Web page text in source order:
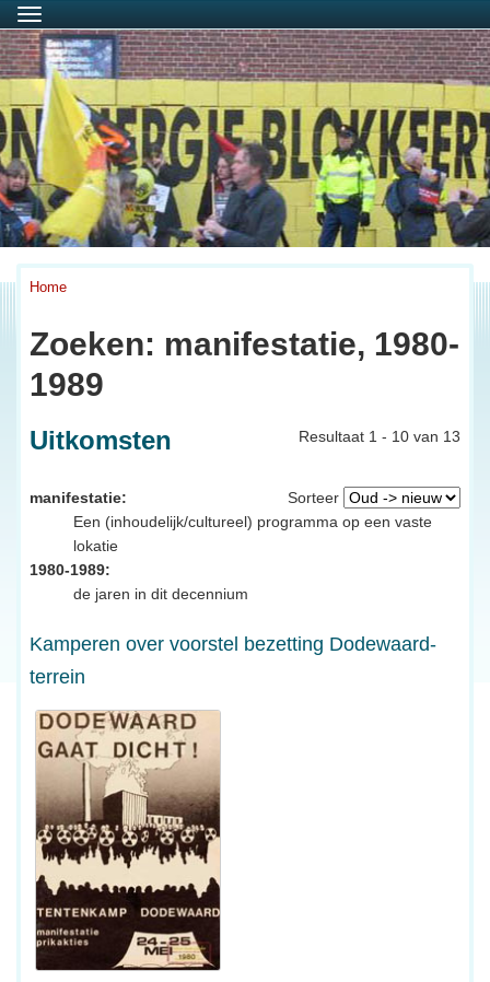
Menu
Home
Zoeken: manifestatie, 1980-
1989
Resultaat 1 - 10 van 13
Uitkomsten
Sorteer
manifestatie:
Een (inhoudelijk/cultureel) programma op een vaste
lokatie
1980-1989:
de jaren in dit decennium
Kamperen over voorstel bezetting Dodewaard-
terrein